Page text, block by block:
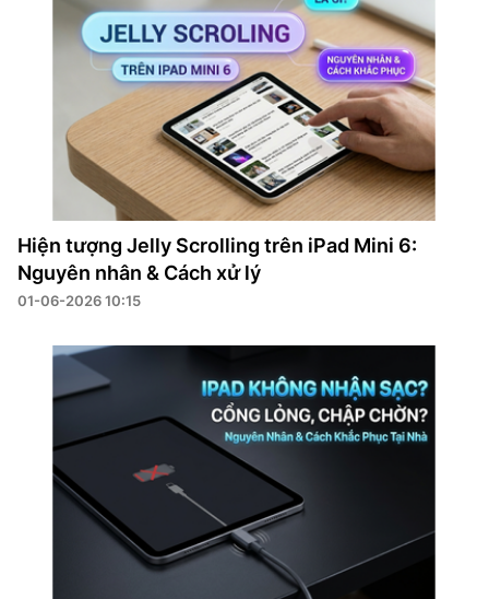
Hiện tượng Jelly Scrolling trên iPad Mini 6:
Nguyên nhân & Cách xử lý
01-06-2026 10:15